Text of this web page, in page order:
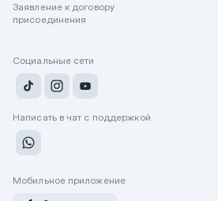
Заявление к договору
присоединения
Социальные сети
Написать в чат с поддержкой
Мобильное приложение